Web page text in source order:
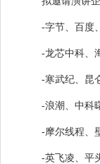
-字节、百度
-龙芯中科、
-寒武纪、昆
-浪潮、中科
-摩尔线程、
-英飞凌、平